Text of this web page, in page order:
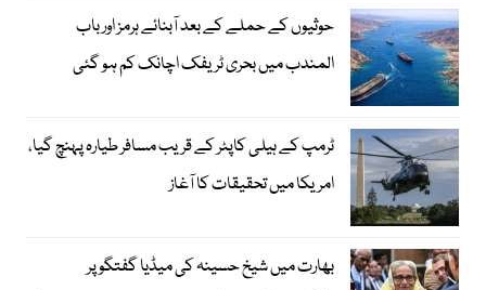
حوثیوں کے حملے کے بعد آبنائے ہرمز اور باب
المندب میں بحری ٹریفک اچانک کم ہو گئی
ٹرمپ کے ہیلی کاپٹر کے قریب مسافر طیارہ پہنچ گیا،
امریکا میں تحقیقات کا آغاز
بھارت میں شیخ حسینہ کی میڈیا گفتگو پر